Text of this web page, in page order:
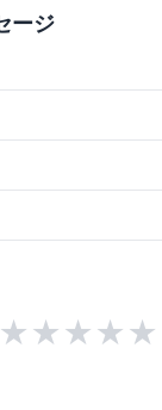
身がオーケスト
境未来都市推進
★★★★★